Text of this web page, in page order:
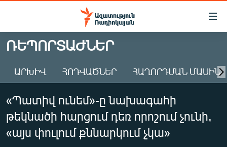
Մատչելիության
Անցնել
հիմնական
Անցնել
հիմնական
մենյուին
Որոնում
ԱԶԱՏՈՒԹՅՈՒՆ TV
ՀԱՅԱՍՏԱՆ
ԸՆՏՐՈՒԹՅՈՒՆՆԵՐ 2026
ԻՐԱՎՈՒՆՔ
ՌԵՊՈՐՏԱԺՆԵՐ
ԱՐԽԻՎ ՀՈԴՎԱԾՆԵՐ ՀԱՂՈՐԴՄԱՆ ՄԱՍԻՆ
«Պատիվ ունեմ»-ը նախագահի
թեկնածի հարցում դեռ որոշում չունի,
«այս փուլում քննարկում չկա»